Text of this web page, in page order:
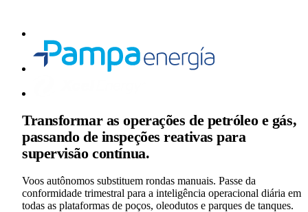
Transformar as operações de petróleo e gás,
passando de inspeções reativas para
supervisão contínua.
Voos autônomos substituem rondas manuais. Passe da
conformidade trimestral para a inteligência operacional diária em
todas as plataformas de poços, oleodutos e parques de tanques.